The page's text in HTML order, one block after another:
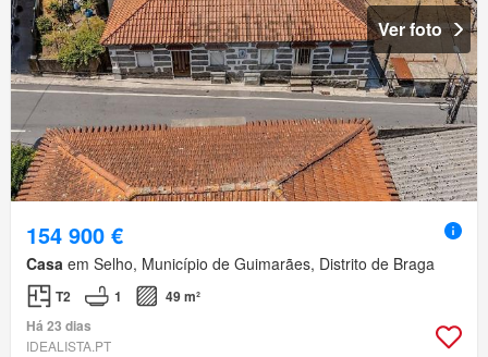
Ver foto
154 900 €
Casa em Selho, Município de Guimarães, Distrito de Braga
T2 1
49 m²
Há 23 dias
IDEALISTA.PT